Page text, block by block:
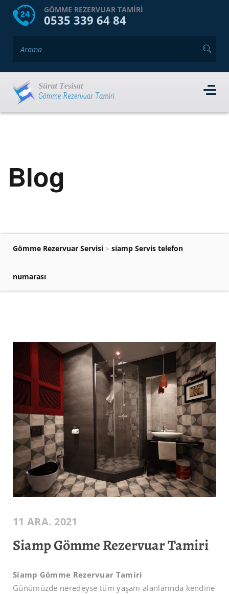
HOME HAKKIMIZDA
GÖMME REZERVUAR TAMIRI
0535 339 64 84
Blog
Gömme Rezervuar Servisi > siamp Servis telefon
numarası
11 ARA. 2021
Siamp Gömme Rezervuar Tamiri
Siamp Gömme Rezervuar Tamiri
Günümüzde neredeyse tüm yaşam alanlarında kendine